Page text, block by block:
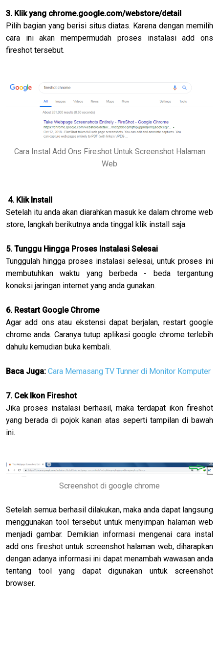
3. Klik yang chrome.google.com/webstore/detail
Pilih bagian yang berisi situs diatas. Karena dengan memilih
cara ini akan mempermudah proses instalasi add ons
fireshot tersebut.
Cara Instal Add Ons Fireshot Untuk Screenshot Halaman
Web
4. Klik Install
Setelah itu anda akan diarahkan masuk ke dalam chrome web
store, langkah berikutnya anda tinggal klik install saja.
5. Tunggu Hingga Proses Instalasi Selesai
Tunggulah hingga proses instalasi selesai, untuk proses ini
membutuhkan waktu yang berbeda - beda tergantung
koneksi jaringan internet yang anda gunakan.
6. Restart Google Chrome
Agar add ons atau ekstensi dapat berjalan, restart google
chrome anda. Caranya tutup aplikasi google chrome terlebih
dahulu kemudian buka kembali.
Baca Juga: Cara Memasang TV Tunner di Monitor Komputer
7. Cek Ikon Fireshot
Jika proses instalasi berhasil, maka terdapat ikon fireshot
yang berada di pojok kanan atas seperti tampilan di bawah
ini.
Screenshot di google chrome
Setelah semua berhasil dilakukan, maka anda dapat langsung
menggunakan tool tersebut untuk menyimpan halaman web
menjadi gambar. Demikian informasi mengenai cara instal
add ons fireshot untuk screenshot halaman web, diharapkan
dengan adanya informasi ini dapat menambah wawasan anda
tentang tool yang dapat digunakan untuk screenshot
browser.